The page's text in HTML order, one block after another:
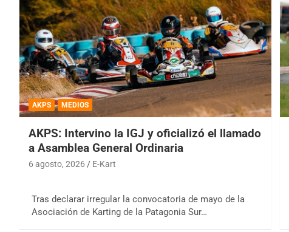
AKPS MEDIOS
AKPS: Intervino la IGJ y oficializó el llamado
a Asamblea General Ordinaria
6 agosto, 2026 E-Kart
Tras declarar irregular la convocatoria de mayo de la
Asociación de Karting de la Patagonia Sur…